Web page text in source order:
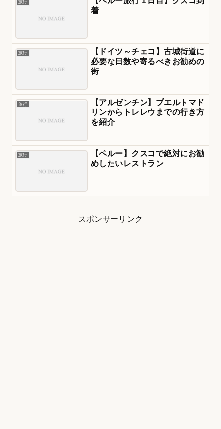
旅行
着
旅行
【ドイツ～チェコ】古城街道に
必要な日数や寄るべきお勧めの
街
旅行
【アルゼンチン】プエルトマド
リンからトレレウまでの行き方
を紹介
旅行
【ペルー】クスコで絶対にお勧
めしたいレストラン
スポンサーリンク